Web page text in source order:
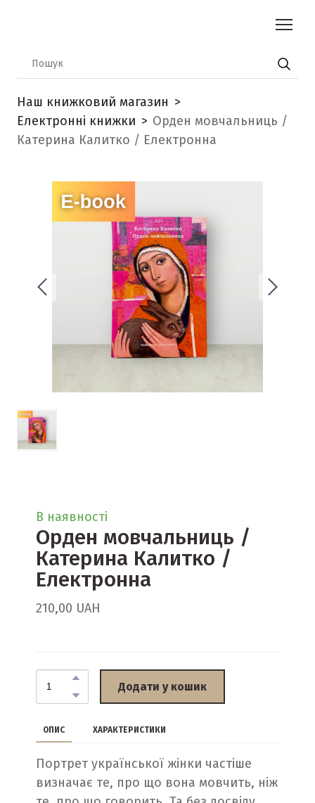
Наш книжковий магазин
Електронні книжки
Орден мовчальниць /
Катерина Калитко / Електронна
В наявності
Орден мовчальниць /
Катерина Калитко /
Електронна
210,00 UAH
Додати у кошик
ОПИС ХАРАКТЕРИСТИКИ
Портрет української жінки частіше
визначає те, про що вона мовчить, ніж